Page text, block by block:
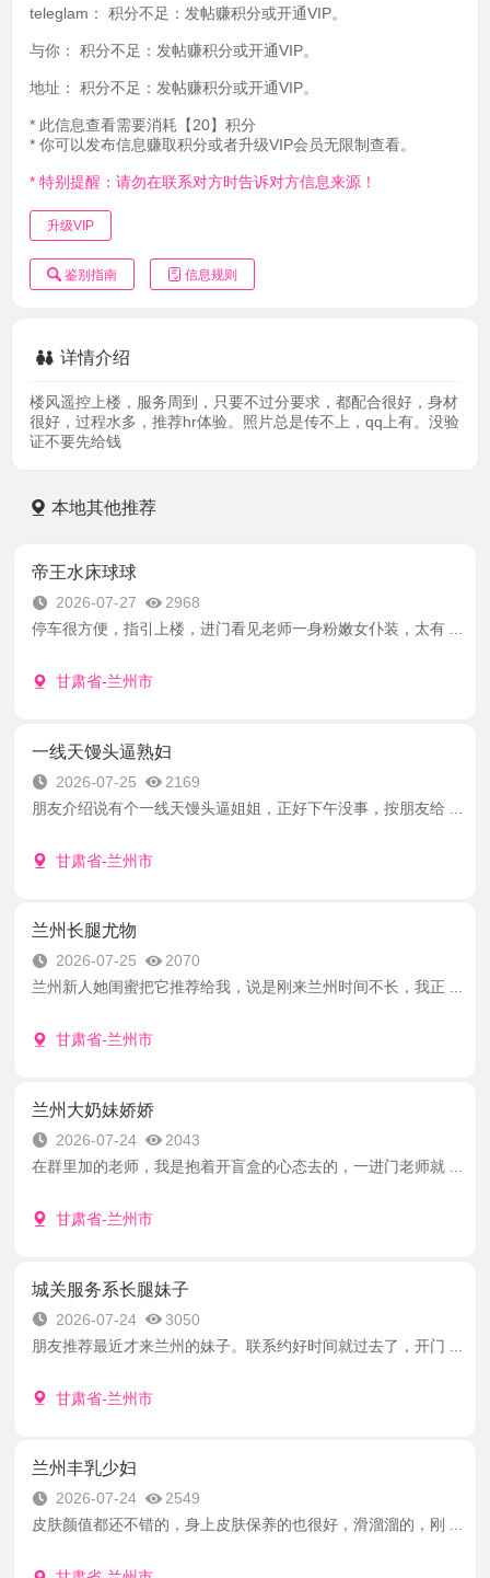
teleglam： 积分不足：发帖赚积分或开通VIP。
与你： 积分不足：发帖赚积分或开通VIP。
地址： 积分不足：发帖赚积分或开通VIP。
* 此信息查看需要消耗【20】积分
* 你可以发布信息赚取积分或者升级VIP会员无限制查看。
* 特别提醒：请勿在联系对方时告诉对方信息来源！
升级VIP
鉴别指南 信息规则
详情介绍
楼风遥控上楼，服务周到，只要不过分要求，都配合很好，身材
很好，过程水多，推荐hr体验。照片总是传不上，qq上有。没验
证不要先给钱
本地其他推荐
帝王水床球球
2026-07-27
2968
停车很方便，指引上楼，进门看见老师一身粉嫩女仆装，太有 ...
甘肃省-兰州市
一线天馒头逼熟妇
2026-07-25
2169
朋友介绍说有个一线天馒头逼姐姐，正好下午没事，按朋友给 ...
甘肃省-兰州市
兰州长腿尤物
2026-07-25
2070
兰州新人她闺蜜把它推荐给我，说是刚来兰州时间不长，我正 ...
甘肃省-兰州市
兰州大奶妹娇娇
2026-07-24
2043
在群里加的老师，我是抱着开盲盒的心态去的，一进门老师就 ...
甘肃省-兰州市
城关服务系长腿妹子
2026-07-24
3050
朋友推荐最近才来兰州的妹子。联系约好时间就过去了，开门 ...
甘肃省-兰州市
兰州丰乳少妇
2026-07-24
2549
皮肤颜值都还不错的，身上皮肤保养的也很好，滑溜溜的，刚 ...